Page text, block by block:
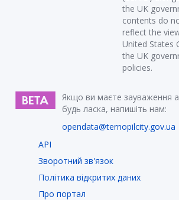
the UK
contents do
reflect the
United States
the UK
policies.
Якщо ви маєте зауваження
будь ласка, напишіть нам:
opendata@ternopilcity.gov.ua
API
Зворотний зв'язок
Політика відкритих даних
Про портал